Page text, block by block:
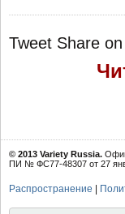
Tweet Share
© 2013 Variety Russia.
ПИ № ФС77-48307 от 27
Распространение